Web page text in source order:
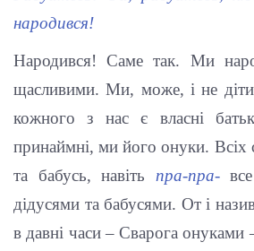
народився!
Народився! Саме так. Ми
щасливими. Ми, може, і не
кожного з нас є власні
принаймні, ми його онуки. Всіх
та бабусь, навіть пра-пра-все
дідусями та бабусями. От і
в давні часи – Сварога